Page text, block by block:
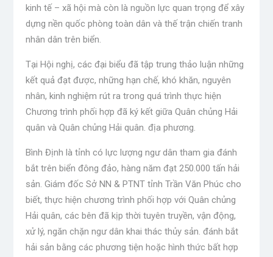
kinh tế – xã hội mà còn là nguồn lực quan trọng để xây
dựng nền quốc phòng toàn dân và thế trận chiến tranh
nhân dân trên biển.
Tại Hội nghị, các đại biểu đã tập trung thảo luận những
kết quả đạt được, những hạn chế, khó khăn, nguyên
nhân, kinh nghiệm rút ra trong quá trình thực hiện
Chương trình phối hợp đã ký kết giữa Quân chủng Hải
quân và Quân chủng Hải quân. địa phương.
Bình Định là tỉnh có lực lượng ngư dân tham gia đánh
bắt trên biển đông đảo, hàng năm đạt 250.000 tấn hải
sản. Giám đốc Sở NN & PTNT tỉnh Trần Văn Phúc cho
biết, thực hiện chương trình phối hợp với Quân chủng
Hải quân, các bên đã kịp thời tuyên truyền, vận động,
xử lý, ngăn chặn ngư dân khai thác thủy sản. đánh bắt
hải sản bằng các phương tiện hoặc hình thức bất hợp